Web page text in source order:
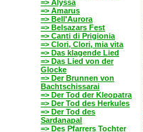
=> Alyssa
=> Amarus
=> Bell'Aurora
=> Belsazars Fest
=> Canti di Prigionia
=> Clori, Clori, mia vita
=> Das klagende Lied
=> Das Lied von der
Glocke
=> Der Brunnen von
Bachtschissarai
=> Der Tod der Kleopatra
=> Der Tod des Herkules
=> Der Tod des
Sardanapal
=> Des Pfarrers Tochter